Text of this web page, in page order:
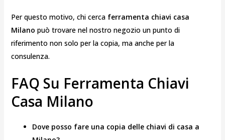
Per questo motivo, chi cerca ferramenta chiavi casa
Milano può trovare nel nostro negozio un punto di
riferimento non solo per la copia, ma anche per la
consulenza.
FAQ Su Ferramenta Chiavi
Casa Milano
Dove posso fare una copia delle chiavi di casa a